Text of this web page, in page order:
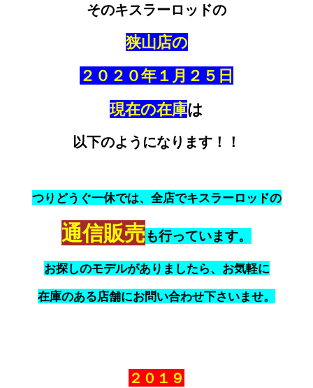
そのキスラーロッドの
狭山店の
２０２０年１月２５日
現在の在庫は
以下のようになります！！
つりどうぐ一休では、全店でキスラーロッドの
通信販売も行っています。
お探しのモデルがありましたら、お気軽に
在庫のある店舗にお問い合わせ下さいませ。
２０１９